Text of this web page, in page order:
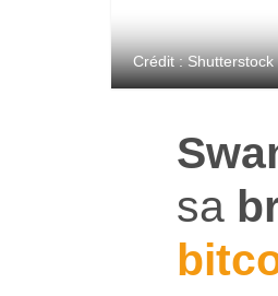
Crédit : Shutterstock
sa